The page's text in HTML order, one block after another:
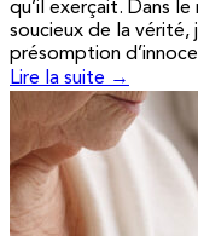
qu’il exerçait. Dans
soucieux de la
présomption
Lire la suite →